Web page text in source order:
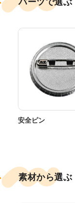
安全ピン
素材から選ぶ